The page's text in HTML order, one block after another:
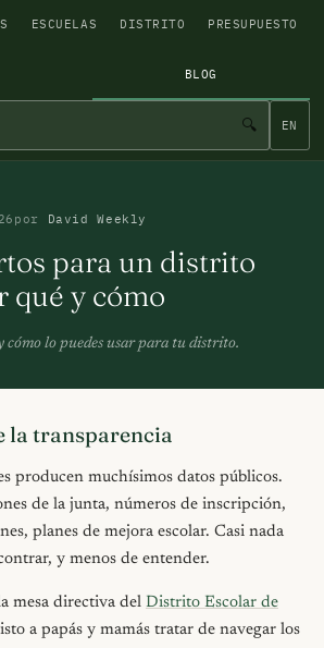
ESCUELAS DISTRITO PRESUPUESTO
BLOG
🔍 EN
por David Weekly
para un distrito
qué y cómo
cómo lo puedes usar para tu distrito.
la transparencia
producen muchísimos datos públicos.
de la junta, números de inscripción,
planes de mejora escolar. Casi nada
y menos de entender.
mesa directiva del Distrito Escolar de
a papás y mamás tratar de navegar los